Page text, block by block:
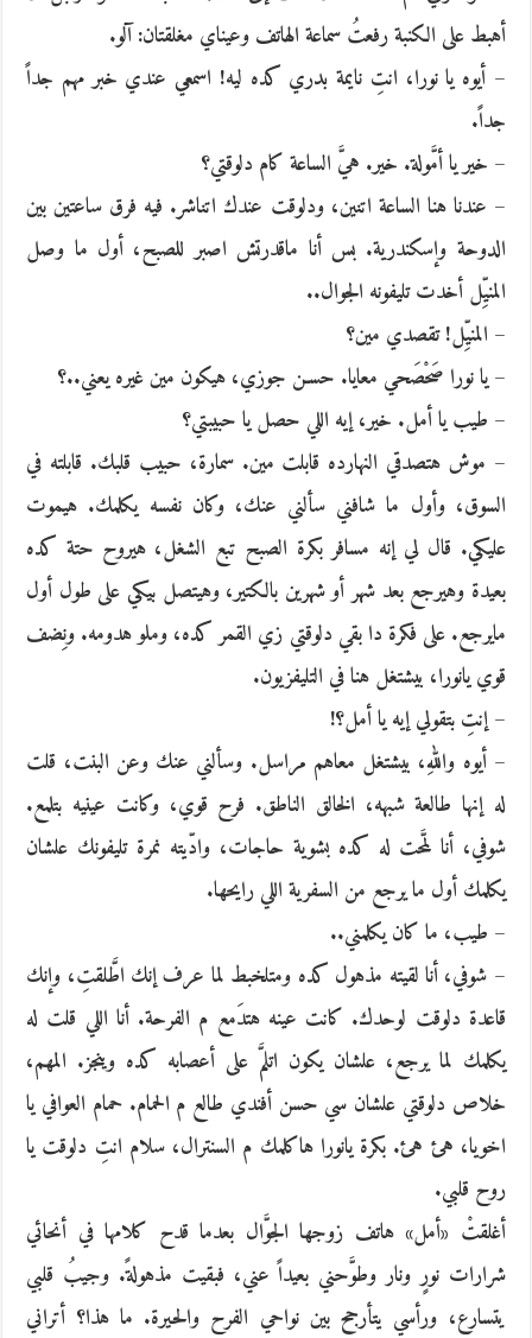
أهبط على الكنبة رفعتُ سماعة الهاتف وعيناي مغلقتان: آلو.
– أيوه يا نورا، انتِ نايمة بدري كده ليه! اسمعي عندي خبر مهم جداً
جداً.
– خير يا أمَّولة. خير. هيَّ الساعة كام دلوقتي؟
– عندنا هنا الساعة اتنين، ودلوقت عندك اتناشر. فيه فرق ساعتين بين
الدوحة وإسكندرية. بس أنا ماقدرتش اصبر للصبح، أول ما وصل
المنيِّل أخدت تليفونه الجوال..
– المنيِّل! تقصدي مين؟
– يا نورا صَحْصَحي معايا. حسـن جوزي، هيكون مين غيره يعني..؟
– طيب يا أمل. خير، إيه اللي حصل يا حبيبتي؟
– موش هتصدقي النهارده قابلت مين. سمارة، حبيب قلبك. قابلته في
السوق، وأول ما شافني سألني عنك، وكان نفسه يكلمك. هيموت
عليكي. قال لي إنه مسافر بكرة الصبح تبع الشغل، هيروح حتة كده
بعيدة وهيرجع بعد شهر أو شهرين بالكتير، وهيتصل بيكي على طول أول
مايرجع. على فكرة دا بقي دلوقتي زي القمر كده، وملو هدومه. ونِضف
قوي يانورا، بيشتغل هنا في التليفزيون.
– إنتِ بتقولي إيه يا أمل؟!
– أيوه واللهِ، بيشتغل معاهم مراسل. وسألني عنك وعن البنت، قلت
له إنها طالعة شبهه، الخالق الناطق. فرح قوي، وكانت عينيه بتلمع.
شوفي، أنا لمَّحت له كده بشوية حاجات، وادّيته نمرة تليفونك علشان
يكلمك أول ما يرجع من السفرية اللي رايحها.
– طيب، ما كان يكلمني..
– شوفي، أنا لقيته مذهول كده ومتلخبط لما عرف إنك اطَّلقتِ، وإنك
قاعدة دلوقت لوحدك. كانت عينه هتدَمع م الفرحة. أنا اللي قلت له
يكلمك لما يرجع، علشان يكون اتلمَّ على أعصابه كده وينجز. المهم،
خلاص دلوقتي علشان سي حسن أفندي طالع م الحمام. حمام العوافي يا
اخويا، هئ هئ. بكرة يانورا هاكلمك م السنترال، سلام انتِ دلوقت يا
روح قلبي.
أغلقتْ «أمل» هاتف زوجها الجوَّال بعدما قدح كلامها في أنحائي
شرارات نورٍ ونار وطوَّحني بعيداً عني، فبقيت مذهولةً. وجيبُ قلبي
يتسارع، ورأسي يتأرجح بين نواحي الفرح والحيرة. ما هذا؟ أتراني